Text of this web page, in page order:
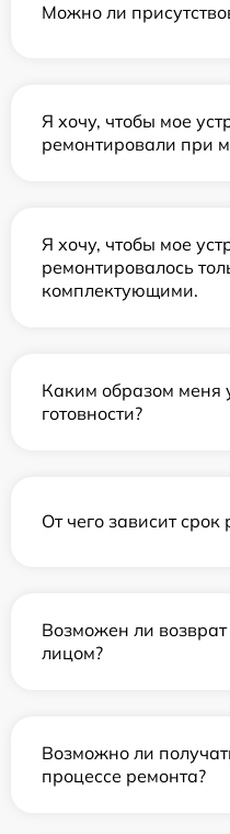
Можно ли
Я хочу, чтобы мое
ремонтировали при
Я хочу, чтобы мое
ремонтировалось
комплектующими.
Каким образом меня
готовности?
От чего зависит
Возможен ли возврат
лицом?
Возможно ли
процессе ремонта?